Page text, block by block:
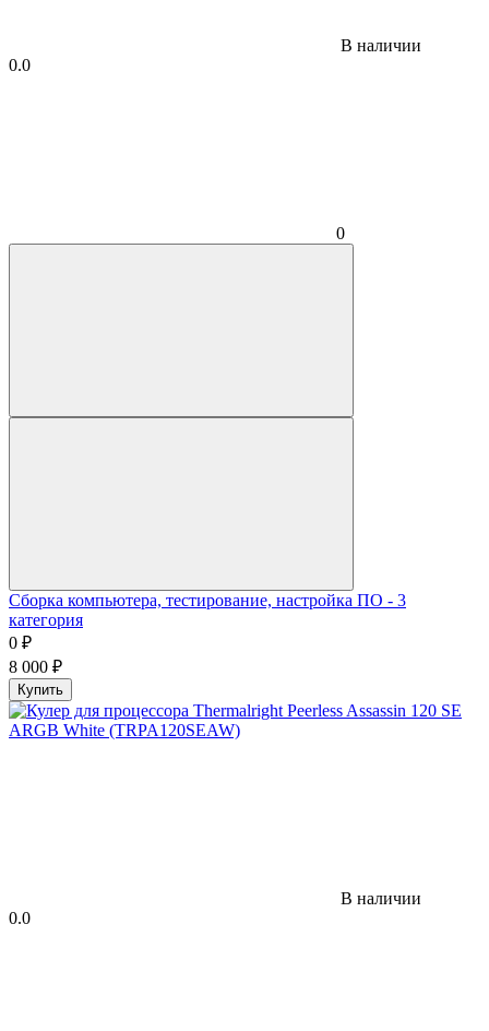
В наличии
0.0
0
Сборка компьютера, тестирование, настройка ПО - 3
категория
0 ₽
8 000 ₽
Купить
В наличии
0.0